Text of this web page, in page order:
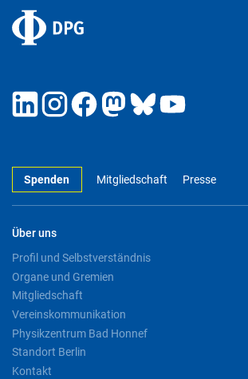
Spenden Mitgliedschaft Presse
Über uns
Profil und Selbstverständnis
Organe und Gremien
Mitgliedschaft
Vereinskommunikation
Physikzentrum Bad Honnef
Standort Berlin
Kontakt